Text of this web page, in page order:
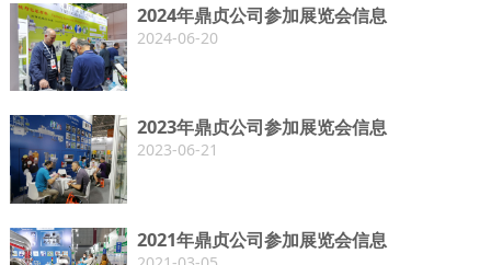
2024年鼎贞公司参加展览会信息
2024-06-20
2023年鼎贞公司参加展览会信息
2023-06-21
2021年鼎贞公司参加展览会信息